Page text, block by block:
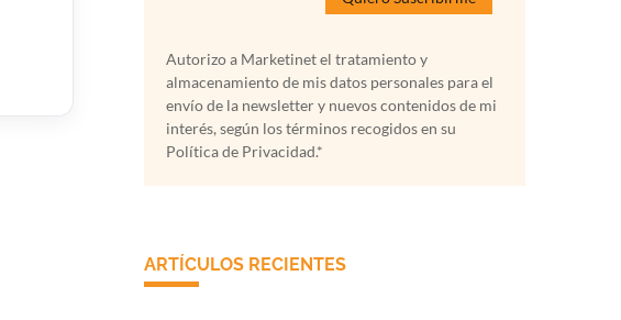
Autorizo a Marketinet el tratamiento y
almacenamiento de mis datos personales para el
envío de la newsletter y nuevos contenidos de mi
interés, según los términos recogidos en su
Política de Privacidad.*
ARTÍCULOS RECIENTES